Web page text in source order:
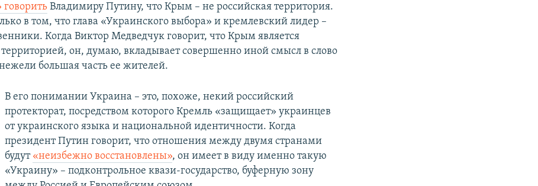
говорить Владимиру Путину, что Крым – не российская территория.
в том, что глава «Украинского выбора» и кремлевский лидер –
Когда Виктор Медведчук говорит, что Крым является
он, думаю, вкладывает совершенно иной смысл в слово
большая часть ее жителей.
В его понимании Украина – это, похоже, некий российский
протекторат, посредством которого Кремль «защищает» украинцев
от украинского языка и национальной идентичности. Когда
президент Путин говорит, что отношения между двумя странами
будут «неизбежно восстановлены», он имеет в виду именно такую
«Украину» – подконтрольное квази-государство, буферную зону